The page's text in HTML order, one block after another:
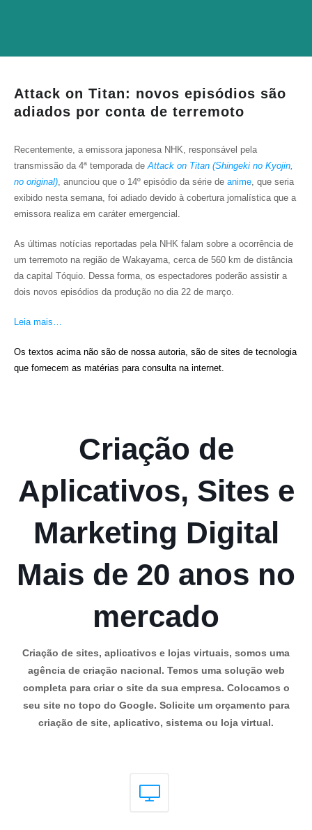
Attack on Titan: novos episódios são
adiados por conta de terremoto
Recentemente, a emissora japonesa NHK, responsável pela
transmissão da 4ª temporada deAttack on Titan (Shingeki no Kyojin,
no original), anunciou que o 14º episódio da série de anime, que seria
exibido nesta semana, foi adiado devido à cobertura jornalística que a
emissora realiza em caráter emergencial.
As últimas notícias reportadas pela NHK falam sobre a ocorrência de
um terremoto na região de Wakayama, cerca de 560 km de distância
da capital Tóquio. Dessa forma, os espectadores poderão assistir a
dois novos episódios da produção no dia 22 de março.
Leia mais…
Os textos acima não são de nossa autoria, são de sites de tecnologia
que fornecem as matérias para consulta na internet.
Criação de
Aplicativos, Sites e
Marketing Digital
Mais de 20 anos no
mercado
Criação de sites, aplicativos e lojas virtuais, somos uma
agência de criação nacional. Temos uma solução web
completa para criar o site da sua empresa. Colocamos o
seu site no topo do Google. Solicite um orçamento para
criação de site, aplicativo, sistema ou loja virtual.